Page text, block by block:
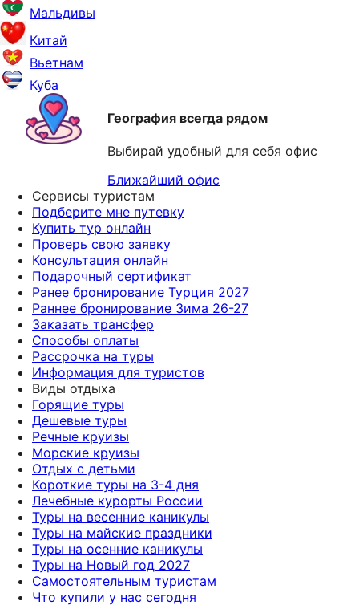
Мальдивы
Китай
Вьетнам
Куба
География всегда рядом
Выбирай удобный для себя офис
Ближайший офис
Сервисы туристам
Подберите мне путевку
Купить тур онлайн
Проверь свою заявку
Консультация онлайн
Подарочный сертификат
Ранее бронирование Турция 2027
Раннее бронирование Зима 26-27
Заказать трансфер
Способы оплаты
Рассрочка на туры
Информация для туристов
Виды отдыха
Горящие туры
Дешевые туры
Речные круизы
Морские круизы
Отдых с детьми
Короткие туры на 3-4 дня
Лечебные курорты России
Туры на весенние каникулы
Туры на майские праздники
Туры на осенние каникулы
Туры на Новый год 2027
Самостоятельным туристам
Что купили у нас сегодня